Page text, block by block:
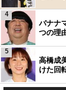
バナナ
つの理
4
高橋成
けた回
5